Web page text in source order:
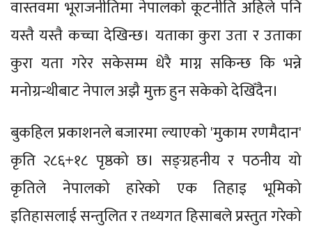
वास्तवमा भूराजनीतिमा नेपालको कूटनीति अहिले पनि
यस्तै यस्तै कच्चा देखिन्छ। यताका कुरा उता र उताका
कुरा यता गरेर सकेसम्म धेरै माग्न सकिन्छ कि भन्ने
मनोग्रन्थीबाट नेपाल अझै मुक्त हुन सकेको देखिँदैन।
बुकहिल प्रकाशनले बजारमा ल्याएको 'मुकाम रणमैदान'
कृति २८६+१८ पृष्ठको छ। सङ्ग्रहनीय र पठनीय यो
कृतिले नेपालको हारेको एक तिहाइ भूमिको
इतिहासलाई सन्तुलित र तथ्यगत हिसाबले प्रस्तुत गरेको